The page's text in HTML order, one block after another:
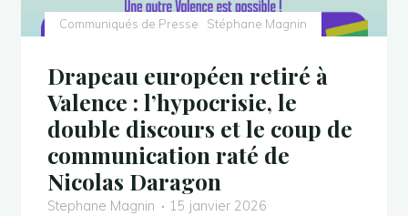
droite
et
«
gauche
»…"
Communiqués de Presse Stéphane Magnin
Drapeau européen retiré à
Valence : l’hypocrisie, le
double discours et le coup de
communication raté de
Nicolas Daragon
Stephane Magnin
15 janvier 2026